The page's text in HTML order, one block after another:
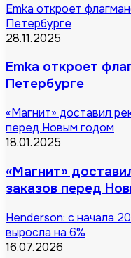
Emka откроет
Петербурге
28.11.2025
Emka откроет
Петербурге
«Магнит» доставил
перед Новым годом
18.01.2025
«Магнит»
заказов перед
Henderson: с начала
выросла на 6%
16.07.2026